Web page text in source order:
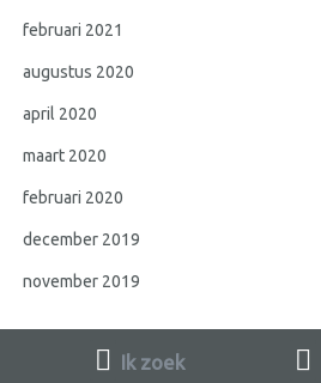
februari 2021
augustus 2020
april 2020
maart 2020
februari 2020
december 2019
november 2019
Ik zoek